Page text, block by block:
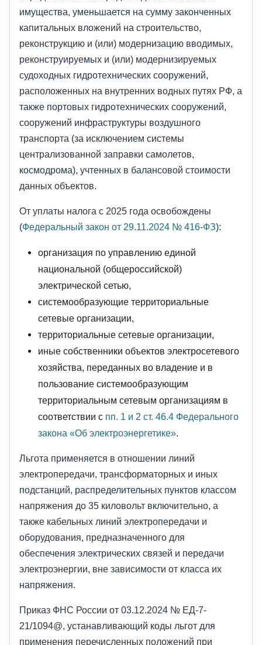
имущества, уменьшается на сумму законченных
капитальных вложений на строительство,
реконструкцию и (или) модернизацию вводимых,
реконструируемых и (или) модернизируемых
судоходных гидротехнических сооружений,
расположенных на внутренних водных путях РФ, а
также портовых гидротехнических сооружений,
сооружений инфраструктуры воздушного
транспорта (за исключением системы
централизованной заправки самолетов,
космодрома), учтенных в балансовой стоимости
данных объектов.
От уплаты налога с 2025 года освобождены
(Федеральный закон от 29.11.2024 № 416-ФЗ):
организация по управлению единой
национальной (общероссийской)
электрической сетью,
системообразующие территориальные
сетевые организации,
территориальные сетевые организации,
иные собственники объектов электросетевого
хозяйства, переданных во владение и в
пользование системообразующим
территориальным сетевым организациям в
соответствии с пп. 1 и 2 ст. 46.4 Федерального
закона «Об электроэнергетике».
Льгота применяется в отношении линий
электропередачи, трансформаторных и иных
подстанций, распределительных пунктов классом
напряжения до 35 киловольт включительно, а
также кабельных линий электропередачи и
оборудования, предназначенного для
обеспечения электрических связей и передачи
электроэнергии, вне зависимости от класса их
напряжения.
Приказ ФНС России от 03.12.2024 № ЕД-7-
21/1094@, устанавливающий коды льгот для
применения перечисленных положений при